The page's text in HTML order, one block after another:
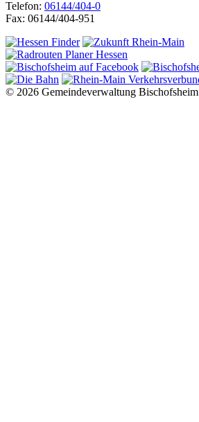
Telefon: 06144/404-0
Fax: 06144/404-951
© 2026 Gemeindeverwaltung Bischofsheim